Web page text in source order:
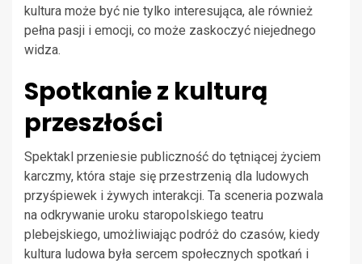
kultura może być nie tylko interesująca, ale również
pełna pasji i emocji, co może zaskoczyć niejednego
widza.
Spotkanie z kulturą
przeszłości
Spektakl przeniesie publiczność do tętniącej życiem
karczmy, która staje się przestrzenią dla ludowych
przyśpiewek i żywych interakcji. Ta sceneria pozwala
na odkrywanie uroku staropolskiego teatru
plebejskiego, umożliwiając podróż do czasów, kiedy
kultura ludowa była sercem społecznych spotkań i